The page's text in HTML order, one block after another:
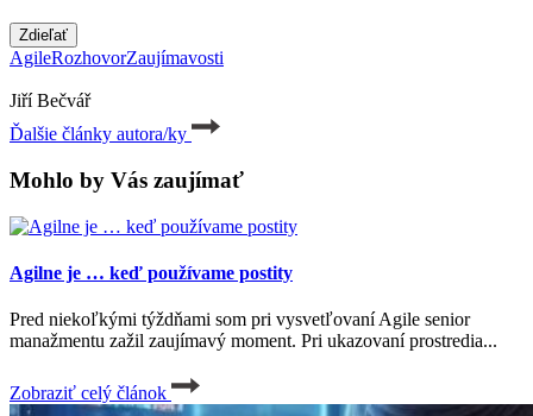
Zdieľať
AgileRozhovorZaujímavosti
Jiří Bečvář
Ďalšie články autora/ky
Mohlo by Vás zaujímať
Agilne je … keď používame postity
Pred niekoľkými týždňami som pri vysvetľovaní Agile senior
manažmentu zažil zaujímavý moment. Pri ukazovaní prostredia...
Zobraziť celý článok